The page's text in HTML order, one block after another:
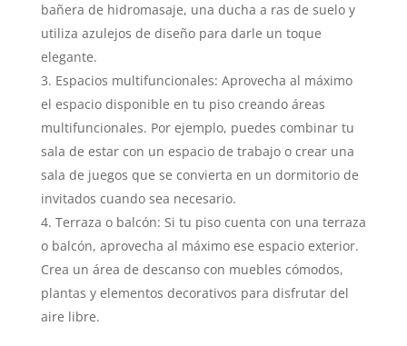
bañera de hidromasaje, una ducha a ras de suelo y
utiliza azulejos de diseño para darle un toque
elegante.
Espacios multifuncionales: Aprovecha al máximo
el espacio disponible en tu piso creando áreas
multifuncionales. Por ejemplo, puedes combinar tu
sala de estar con un espacio de trabajo o crear una
sala de juegos que se convierta en un dormitorio de
invitados cuando sea necesario.
Terraza o balcón: Si tu piso cuenta con una terraza
o balcón, aprovecha al máximo ese espacio exterior.
Crea un área de descanso con muebles cómodos,
plantas y elementos decorativos para disfrutar del
aire libre.